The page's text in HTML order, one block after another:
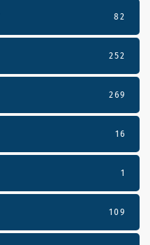
82
252
269
16
1
109